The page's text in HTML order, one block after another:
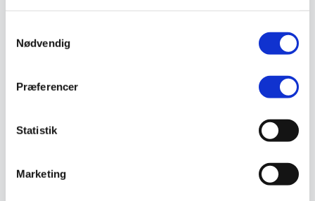
Nødvendig
Præferencer
Statistik
Marketing
Sundhedsmiljø